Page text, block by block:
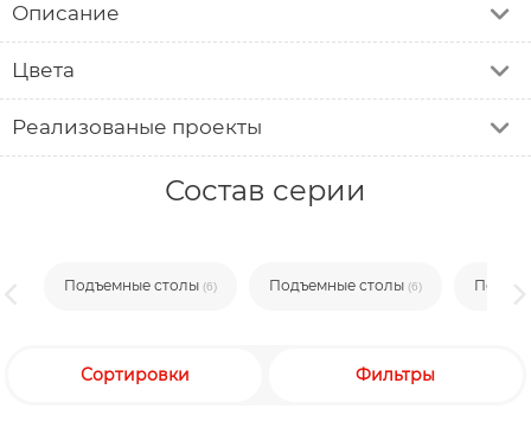
Описание
Цвета
Реализованые проекты
Состав серии
Подъемные столы(6) Подъемные столы(6)
Сортировки Фильтры